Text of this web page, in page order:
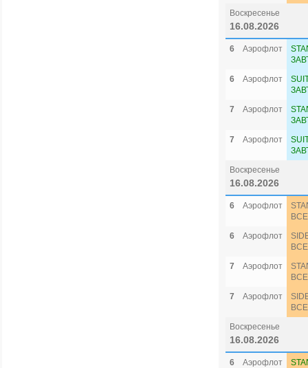
Воскресенье
16.08.2026
6 Аэрофлот
6
Аэрофлот
7
Аэрофлот
7
Аэрофлот
Воскресенье
16.08.2026
6 Аэрофлот
6
Аэрофлот
7
Аэрофлот
7
Аэрофлот
Воскресенье
16.08.2026
6 Аэрофлот